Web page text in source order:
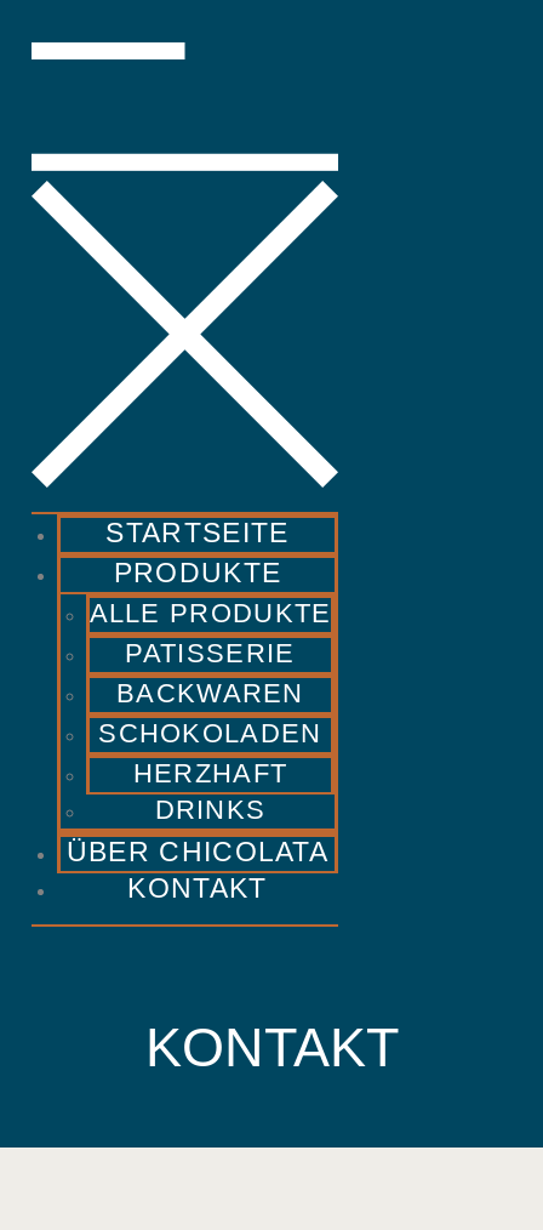
STARTSEITE
PRODUKTE
ALLE PRODUKTE
PATISSERIE
BACKWAREN
SCHOKOLADEN
HERZHAFT
DRINKS
ÜBER CHICOLATA
KONTAKT
KONTAKT